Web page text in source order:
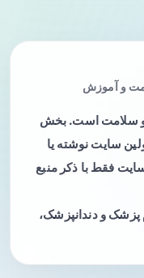
و آموزش
و سلامت است. بخش
سایت نوشته یا
فقط با ذکر منبع
و دندانپزشک،